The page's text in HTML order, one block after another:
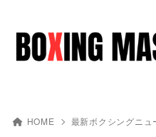
HOME 最新ボクシングニュ